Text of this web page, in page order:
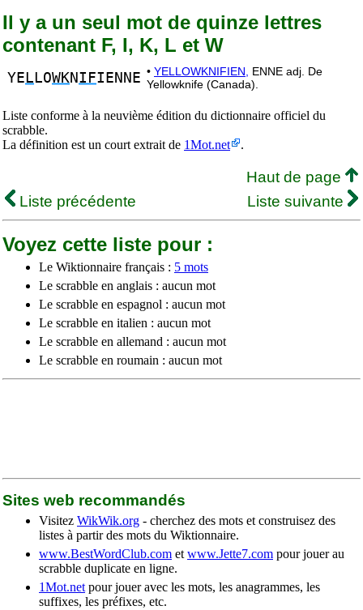
Il y a un seul mot de quinze lettres
contenant F, I, K, L et W
YE L LOWKN IFIENNE • YELLOWKNIFIEN,
ENNE adj. De
Yellowknife (Canada).
Liste conforme à la neuvième édition du dictionnaire officiel du
scrabble.
La définition est un court extrait de 1Mot.net .
Haut de page
Liste précédente
Liste suivante
Voyez cette liste pour :
Le Wiktionnaire français : 5 mots
Le scrabble en anglais : aucun mot
Le scrabble en espagnol : aucun mot
Le scrabble en italien : aucun mot
Le scrabble en allemand : aucun mot
Le scrabble en roumain : aucun mot
Sites web recommandés
Visitez WikWik.org - cherchez des mots et construisez des
listes à partir des mots du Wiktionnaire.
www.BestWordClub.com et www.Jette7.com pour jouer au
scrabble duplicate en ligne.
1Mot.net pour jouer avec les mots, les anagrammes, les
suffixes, les préfixes, etc.